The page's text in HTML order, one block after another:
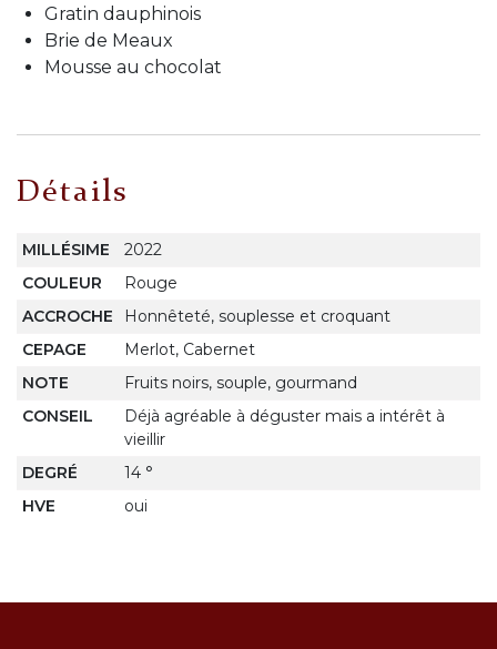
Gratin dauphinois
Brie de Meaux
Mousse au chocolat
Détails
MILLÉSIME
2022
COULEUR
Rouge
ACCROCHE
Honnêteté, souplesse et croquant
CEPAGE
Merlot, Cabernet
NOTE
Fruits noirs, souple, gourmand
CONSEIL
Déjà agréable à déguster mais a intérêt à
vieillir
DEGRÉ
14 °
HVE
oui